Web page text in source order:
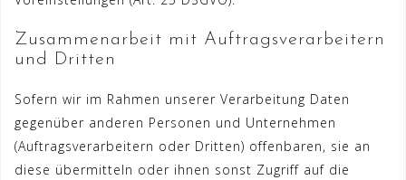
Zusammenarbeit mit Auftragsverarbeitern
und Dritten
Sofern wir im Rahmen unserer Verarbeitung Daten
gegenüber anderen Personen und Unternehmen
(Auftragsverarbeitern oder Dritten) offenbaren, sie an
diese übermitteln oder ihnen sonst Zugriff auf die